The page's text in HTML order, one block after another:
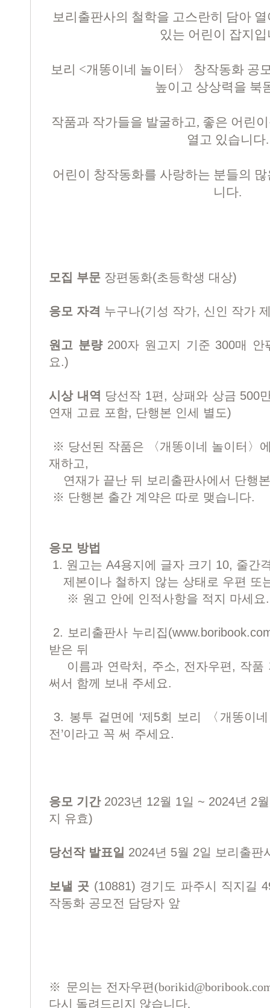
보리출판사의 철학을 고스란히 담아
있는 어린이 잡지입
보리 <개똥이네 놀이터〉 창작동화 공
높이고 상상력을 북
작품과 작가들을 발굴하고, 좋은 어린
열고 있습니다.
어린이 창작동화를 사랑하는 분들의
니다.
모집 부문 장편동화(초등학생 대상)
응모 자격 누구나(기성 작가, 신인 작가
원고 분량 200자 원고지 기준 300매 안
요.)
시상 내역 당선작 1편, 상패와 상금 500
연재 고료 포함, 단행본 인세 별도)
※ 당선된 작품은 〈개똥이네 놀이터〉
재하고,
연재가 끝난 뒤 보리출판사에서 단행
※ 단행본 출간 계약은 따로 맺습니다.
응모 방법
1. 원고는 A4용지에 글자 크기 10, 줄간
제본이나 철하지 않는 상태로 우편 또
※ 원고 안에 인적사항을 적지 마세요.
2. 보리출판사 누리집
받은 뒤
이름과 연락처, 주소, 전자우편, 작품
써서 함께 보내 주세요.
3. 봉투 겉면에 ‘제5회 보리 〈개똥이
전’이라고 꼭 써 주세요.
응모 기간 2023년 12월 1일 ~ 2024년 2
지 유효)
당선작 발표일 2024년 5월 2일 보리출판
보낼 곳 (10881) 경기도 파주시 직지길
작동화 공모전 담당자 앞
※ 문의는 전자우편(
다시 돌려드리지 않습니다.